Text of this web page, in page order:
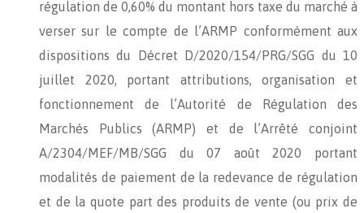
régulation de 0,60% du montant hors taxe du marché à
verser sur le compte de l’ARMP conformément aux
dispositions du Décret D/2020/154/PRG/SGG du 10
juillet 2020, portant attributions, organisation et
fonctionnement de l’Autorité de Régulation des
Marchés Publics (ARMP) et de l’Arrêté conjoint
A/2304/MEF/MB/SGG du 07 août 2020 portant
modalités de paiement de la redevance de régulation
et de la quote part des produits de vente (ou prix de